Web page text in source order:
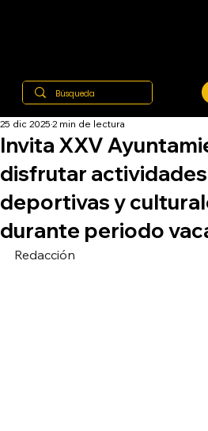
Invita XXV
disfrutar actividades
deportivas y
durante periodo
25 dic 2025 2 min de lectura
Redacción